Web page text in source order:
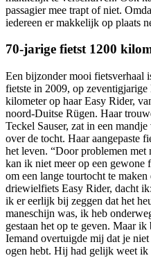
passagier mee trapt of niet.
iedereen er makkelijk op plaats
70-jarige fietst 1200
Een bijzonder mooi fietsverhaal
fietste in 2009, op
kilometer op haar Easy Rider,
noord-Duitse Rügen. Haar
Teckel Sauser, zat in een
over de tocht. Haar aangepaste
het leven. “Door problemen
kan ik niet meer op een gewone
om een lange tourtocht te
driewielfiets Easy Rider, dacht
ik er eerlijk bij zeggen dat het
maneschijn was, ik heb
gestaan het op te geven. Maar
Iemand overtuigde mij dat je
ogen hebt. Hij had gelijk weet